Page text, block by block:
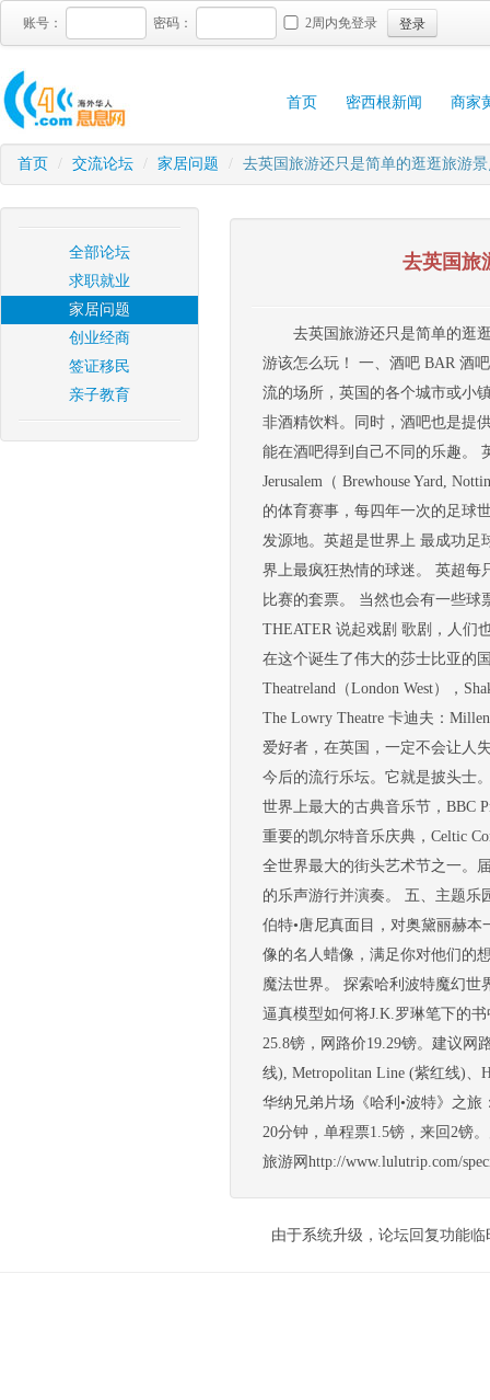
账号： 密码： 2周内免登录 登录
首页 密西根新闻 商家
首页 / 交流论坛 / 家居问题 / 去英国旅游还只是简单的逛逛旅游
全部论坛
求职就业
家居问题
创业经商
签证移民
亲子教育
去英国旅
去英国旅游还只是简单的逛
游该怎么玩！ 一、酒吧 BAR 酒
流的场所，英国的各个城市或小
非酒精饮料。同时，酒吧也是提
能在酒吧得到自己不同的乐趣。
Jerusalem（ Brewhouse Yard,
的体育赛事，每四年一次的足球
发源地。英超是世界上 最成功足
界上最疯狂热情的球迷。 英超每
比赛的套票。 当然也会有一些球
THEATER 说起戏剧 歌剧，人们
在这个诞生了伟大的莎士比亚的
Theatreland（London West），
The Lowry Theatre 卡迪夫：
爱好者，在英国，一定不会让人
今后的流行乐坛。它就是披头士
世界上最大的古典音乐节，BBC
重要的凯尔特音乐庆典，Celtic
全世界最大的街头艺术节之一。
的乐声游行并演奏。 五、主题乐
伯特•唐尼真面目，对奥黛丽赫
像的名人蜡像，满足你对他们的
魔法世界。 探索哈利波特魔幻世
逼真模型如何将J.K.罗琳笔下的
25.8镑，网路价19.29镑。建议网
线), Metropolitan Line (紫红线)、
华纳兄弟片场《哈利•波特》之旅
20分钟，单程票1.5镑，来回2镑
旅游网http://www.lulutrip.com/
由于系统升级，论坛回复功能临